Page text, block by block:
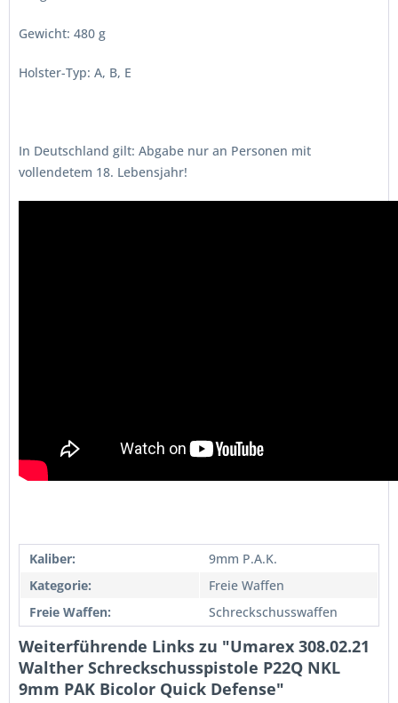
Gewicht: 480 g
Holster-Typ: A, B, E
In Deutschland gilt: Abgabe nur an Personen mit
vollendetem 18. Lebensjahr!
Kaliber:
9mm P.A.K.
Kategorie:
Freie Waffen
Freie Waffen:
Schreckschusswaffen
Weiterführende Links zu "Umarex 308.02.21
Walther Schreckschusspistole P22Q NKL
9mm PAK Bicolor Quick Defense"